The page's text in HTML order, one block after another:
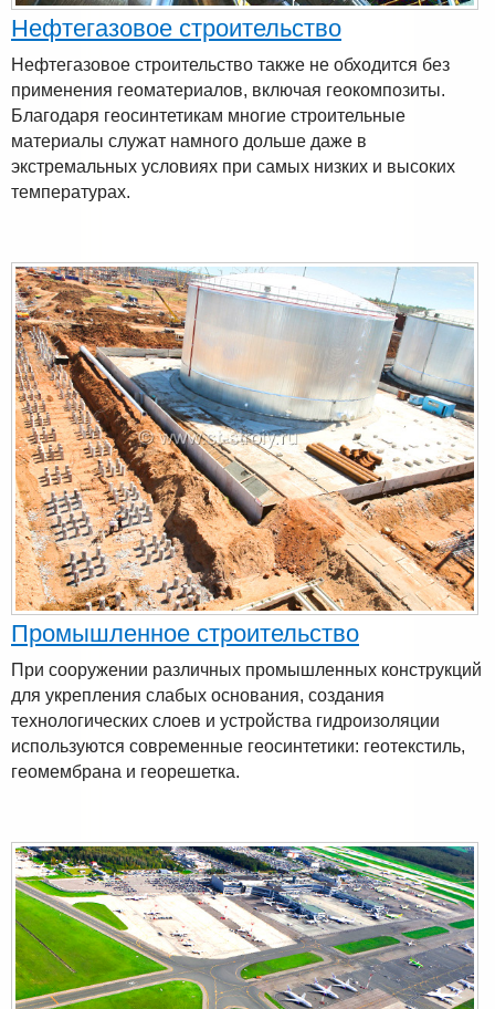
Нефтегазовое строительство
Нефтегазовое строительство также не обходится без
применения геоматериалов, включая геокомпозиты.
Благодаря геосинтетикам многие строительные
материалы служат намного дольше даже в
экстремальных условиях при самых низких и высоких
температурах.
Промышленное строительство
При сооружении различных промышленных конструкций
для укрепления слабых основания, создания
технологических слоев и устройства гидроизоляции
используются современные геосинтетики: геотекстиль,
геомембрана и георешетка.